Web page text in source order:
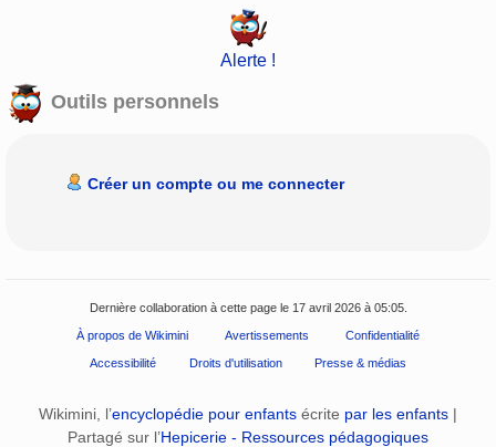
Alerte !
Outils personnels
Créer un compte ou me connecter
Dernière collaboration à cette page le 17 avril 2026 à 05:05.
À propos de Wikimini Avertissements Confidentialité
Accessibilité Droits d'utilisation Presse & médias
Wikimini, l’encyclopédie pour enfants écrite par les enfants |
Partagé sur l’Hepicerie - Ressources pédagogiques